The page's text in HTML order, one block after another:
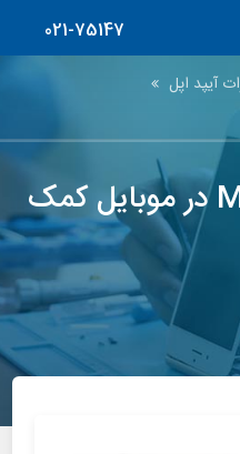
021-75147
آیپد اپل